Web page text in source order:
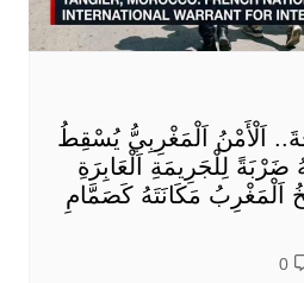
اَلْأَمْنُ اَلْمَغْرِبِيُّ يُسْقِطُ
ضَرْبَةً لِلْجَرِيمَةِ اَلْعَابِرَةِ
اَلْمَغْرِبُ مَكَانَتَهُ كَصَمَّامِ
0